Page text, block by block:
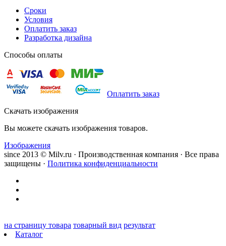
Сроки
Условия
Оплатить заказ
Разработка дизайна
Способы оплаты
Оплатить заказ
Скачать изображения
Вы можете скачать изображения товаров.
Изображения
since 2013 © Milv.ru · Производственная компания · Все права
защищены · Политика конфиденциальности
на страницу товара товарный вид результат
Каталог